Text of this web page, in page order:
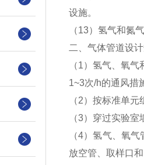
设施。
（13）氢气和氮
二、气体管道设
（1）氢气、氧
1~3次/h的通风措
（2）按标准单
（3）穿过实验
（4）氢气、氧
放空管、取样口